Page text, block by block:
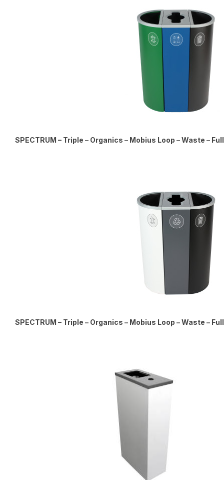
SPECTRUM – Triple – Organics – Mobius Loop – Waste –
SPECTRUM – Triple – Organics – Mobius Loop – Waste –